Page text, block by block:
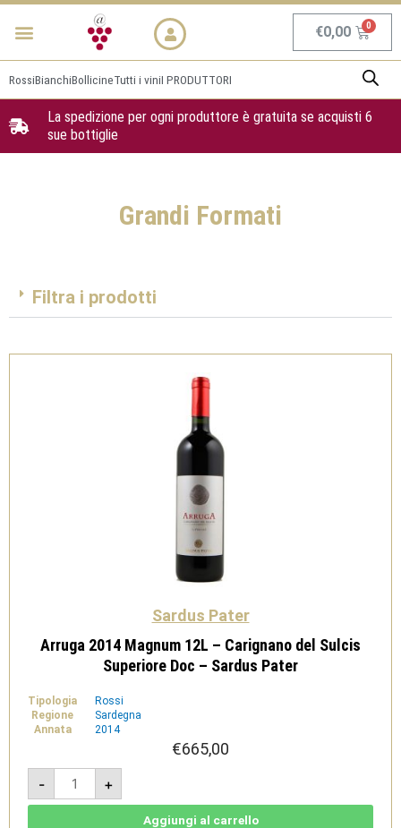
Vai
Menu €0,00
RossiBianchiBollicineTutti i viniI PRODUTTORI
La spedizione per ogni produttore è gratuita se acquisti 6
sue bottiglie
Grandi Formati
Filtra i prodotti
Sardus Pater
Arruga 2014 Magnum 12L – Carignano del Sulcis
Superiore Doc – Sardus Pater
Tipologia
Rossi
Regione
Sardegna
Annata
2014
€665,00
-
Arruga
2014
Magnum
12L
+
Aggiungi al carrello